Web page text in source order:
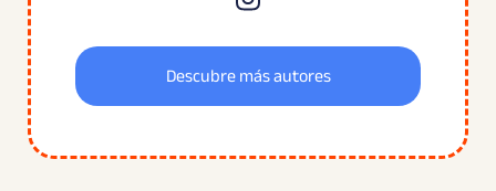
Descubre más autores